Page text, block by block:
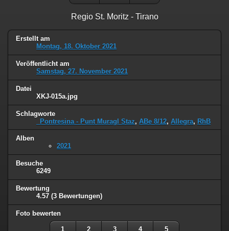
Regio St. Moritz - Tirano
Erstellt am
Montag, 18. Oktober 2021
Veröffentlicht am
Samstag, 27. November 2021
Datei
XKJ-015a.jpg
Schlagworte
_Pontresina - Punt Muragl Staz, ABe 8/12, Allegra, RhB
Alben
2021
Besuche
6249
Bewertung
4.57 (3 Bewertungen)
Foto bewerten
1 2 3 4 5